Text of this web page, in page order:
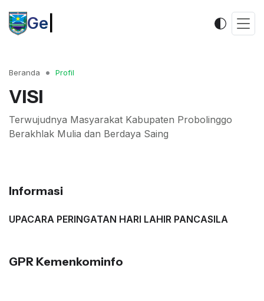
|
Beranda Profil
VISI
Terwujudnya Masyarakat Kabupaten Probolinggo
Berakhlak Mulia dan Berdaya Saing
Informasi
UPACARA PERINGATAN HARI LAHIR PANCASILA
GPR Kemenkominfo